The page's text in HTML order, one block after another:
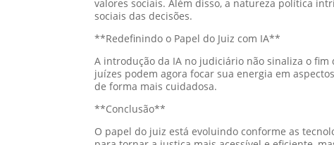
valores sociais. Além disso, a natureza política
sociais das decisões.
**Redefinindo o Papel do Juiz com IA**
A introdução da IA no judiciário não sinaliza o
juízes podem agora focar sua energia em
de forma mais cuidadosa.
**Conclusão**
O papel do juiz está evoluindo conforme as